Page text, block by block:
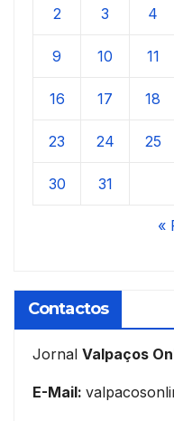
2 3 4
9 10 11
16 17 18
23 24 25
30 31
«
Contactos
Jornal Valpaços
E-Mail: